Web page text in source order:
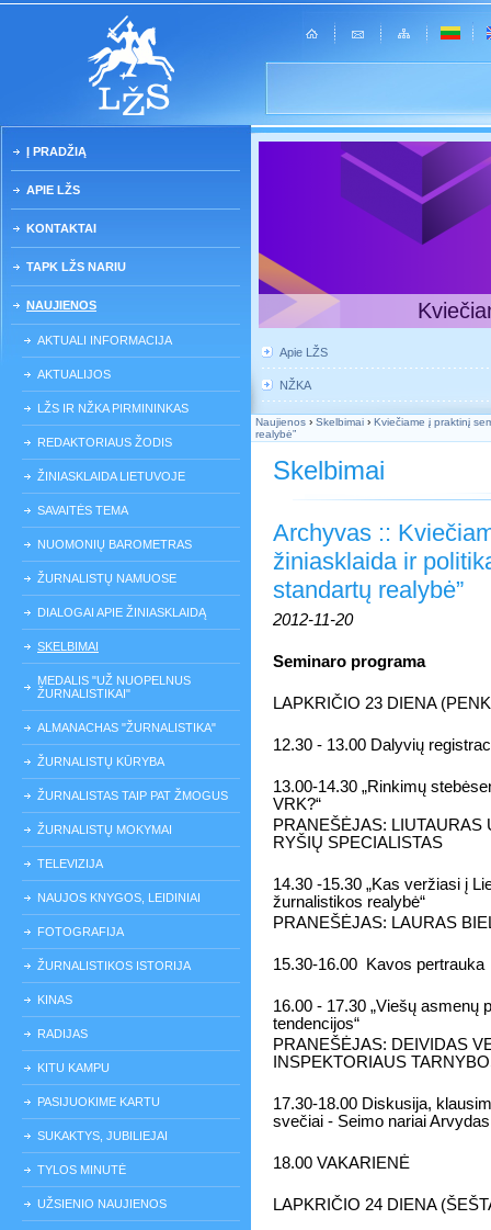
Į PRADŽIĄ
APIE LŽS
KONTAKTAI
TAPK LŽS NARIU
NAUJIENOS
AKTUALI INFORMACIJA
AKTUALIJOS
LŽS IR NŽKA PIRMININKAS
REDAKTORIAUS ŽODIS
ŽINIASKLAIDA LIETUVOJE
SAVAITĖS TEMA
NUOMONIŲ BAROMETRAS
ŽURNALISTŲ NAMUOSE
DIALOGAI APIE ŽINIASKLAIDĄ
SKELBIMAI
MEDALIS "UŽ NUOPELNUS
ŽURNALISTIKAI"
ALMANACHAS "ŽURNALISTIKA"
ŽURNALISTŲ KŪRYBA
ŽURNALISTAS TAIP PAT ŽMOGUS
ŽURNALISTŲ MOKYMAI
TELEVIZIJA
NAUJOS KNYGOS, LEIDINIAI
FOTOGRAFIJA
ŽURNALISTIKOS ISTORIJA
KINAS
RADIJAS
KITU KAMPU
PASIJUOKIME KARTU
SUKAKTYS, JUBILIEJAI
TYLOS MINUTĖ
UŽSIENIO NAUJIENOS
Apie LŽS
NŽKA
Naujienos › Skelbimai › Kviečiame į praktinį
realybė”
Skelbimai
Archyvas ::
žiniasklaida ir
standartų realybė”
2012-11-20
Seminaro programa
LAPKRIČIO 23 DIENA
12.30 - 13.00 Dalyvių
13.00-14.30 „Rinkimų
VRK?“
PRANEŠĖJAS:
RYŠIŲ SPECIALISTAS
14.30 -15.30 „Kas veržiasi į
žurnalistikos realybė“
PRANEŠĖJAS: LAURAS
15.30-16.00 Kavos pertrauka
16.00 - 17.30 „Viešų asmenų
tendencijos“
PRANEŠĖJAS: DEIVIDAS
INSPEKTORIAUS
17.30-18.00 Diskusija,
svečiai - Seimo nariai
18.00 VAKARIENĖ
LAPKRIČIO 24 DIENA